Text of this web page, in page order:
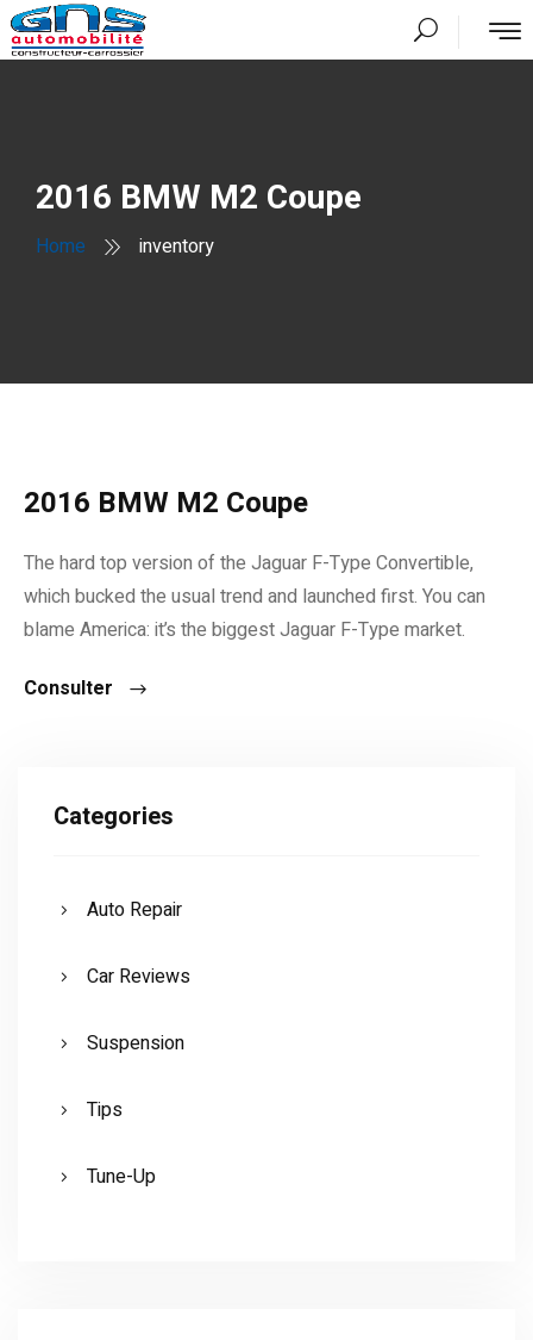
2016 BMW M2 Coupe
Home inventory
2016 BMW M2 Coupe
The hard top version of the Jaguar F-Type Convertible,
which bucked the usual trend and launched first. You can
blame America: it’s the biggest Jaguar F-Type market.
Consulter
Categories
Auto Repair
Car Reviews
Suspension
Tips
Tune-Up